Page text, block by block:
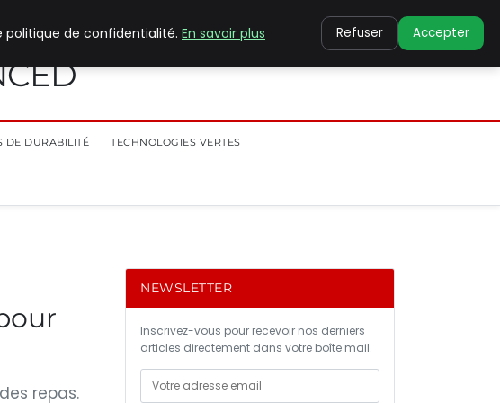
DE DURABILITÉ TECHNOLOGIES VERTES
repas.
NEWSLETTER
Inscrivez-vous pour recevoir nos derniers
articles directement dans votre boîte mail.
politique de confidentialité. En savoir plus Refuser Accepter